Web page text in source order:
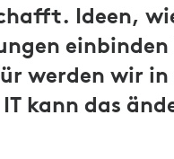
Ideen,
werden wir
kann das